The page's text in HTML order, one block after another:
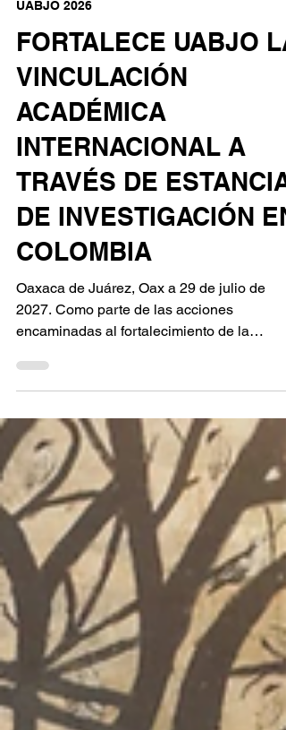
29 jul 2 min de lectura
UABJO 2026
FORTALECE UABJO LA
VINCULACIÓN
ACADÉMICA
INTERNACIONAL A
TRAVÉS DE ESTANCIA
DE INVESTIGACIÓN EN
COLOMBIA
2027. Como parte de las acciones
encaminadas al fortalecimiento de la
investigación, la cooperación académica y
internacionalización de la Universidad
Autónoma “Benito Juárez” de Oaxaca
(UABJO), la Coordinadora de Investigación
de la Facultad de Contaduría y
Administración, Dra. Ana Luz Ramos Soto,
realizó una estancia corta de investigación
en la Institución Universitaria de Envigado,
Colombia. Durante su visita académica, se
desarro